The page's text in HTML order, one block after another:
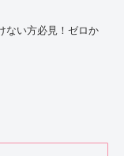
ない方必見！ゼロか